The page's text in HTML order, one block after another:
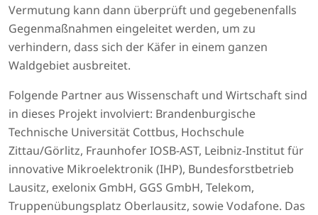
Vermutung kann dann überprüft und gegebenenfalls
Gegenmaßnahmen eingeleitet werden, um zu
verhindern, dass sich der Käfer in einem ganzen
Waldgebiet ausbreitet.
Folgende Partner aus Wissenschaft und Wirtschaft sind
in dieses Projekt involviert: Brandenburgische
Technische Universität Cottbus, Hochschule
Zittau/Görlitz, Fraunhofer IOSB-AST, Leibniz-​Institut für
innovative Mikroelektronik (IHP), Bundes­forstbetrieb
Lausitz, exelonix GmbH, GGS GmbH, Telekom,
Truppenübungsplatz Oberlausitz, sowie Vodafone. Das